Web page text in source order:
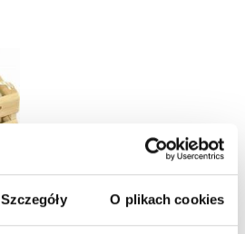
Szczegóły O plikach cookies